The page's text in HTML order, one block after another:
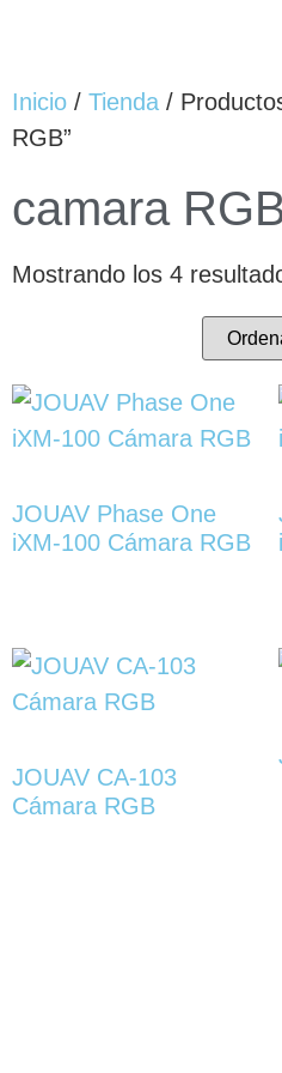
Inicio / Tienda /
RGB”
camara
Mostrando los 4
JOUAV Phase One
iXM-100 Cámara RGB
JOUAV CA-103
Cámara RGB